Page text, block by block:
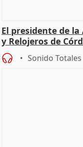
El presidente de la
y Relojeros de
Sonido Totales